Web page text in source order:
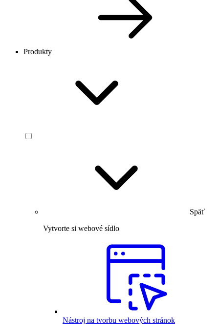
Produkty
Späť
Vytvorte si webové sídlo
Nástroj na tvorbu webových stránok